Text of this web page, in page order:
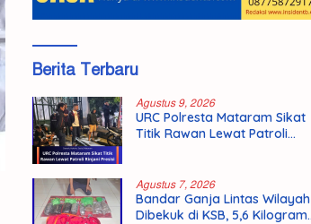
Berita Terbaru
Agustus 9, 2026
URC Polresta Mataram Sikat
Titik Rawan Lewat Patroli
Agustus 7, 2026
Bandar Ganja Lintas Wilayah
Dibekuk di KSB, 5,6 Kilogram